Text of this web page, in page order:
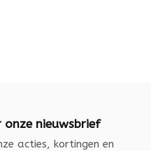
nieuwsbrief
acties, kortingen en